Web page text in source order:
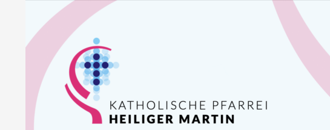
springen